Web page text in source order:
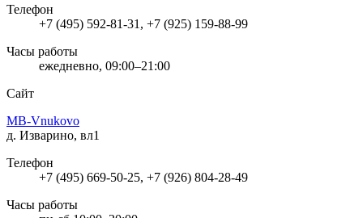
Телефон
+7 (495) 592-81-31, +7 (925) 159-88-99
Часы работы
ежедневно, 09:00–21:00
Сайт
MB-Vnukovo
д. Изварино, вл1
Телефон
+7 (495) 669-50-25, +7 (926) 804-28-49
Часы работы